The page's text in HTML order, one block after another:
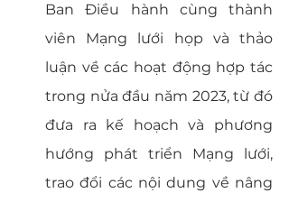
Ban Điều hành cùng thành
viên Mạng lưới họp và thảo
luận về các hoạt động hợp tác
trong nửa đầu năm 2023, từ đó
đưa ra kế hoạch và phương
hướng phát triển Mạng lưới,
trao đổi các nội dung về nâng